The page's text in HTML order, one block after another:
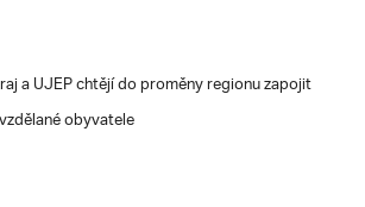
a UJEP chtějí do proměny regionu zapojit
obyvatele